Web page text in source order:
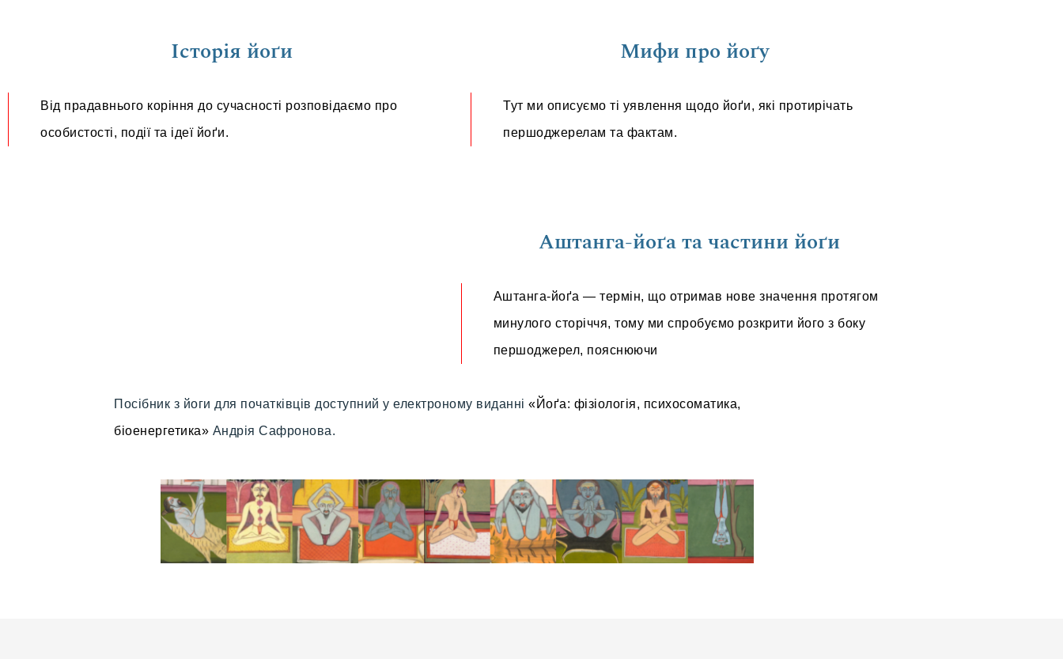
Історія йоґи
Від прадавнього коріння до сучасності розповідаємо про
особистості, події та ідеї йоґи.
Мифи про йоґу
Тут ми описуємо ті уявлення щодо йоґи, які протирічать
першоджерелам та фактам.
Аштанга-йоґа та частини йоґи
Аштанга-йоґа — термін, що отримав нове значення протягом
минулого сторіччя, тому ми спробуємо розкрити його з боку
першоджерел, пояснюючи
Посібник з йоги для початківців доступний у електроному виданні«Йоґа: фізіологія, психосоматика,
біоенергетика» Андрія Сафронова.